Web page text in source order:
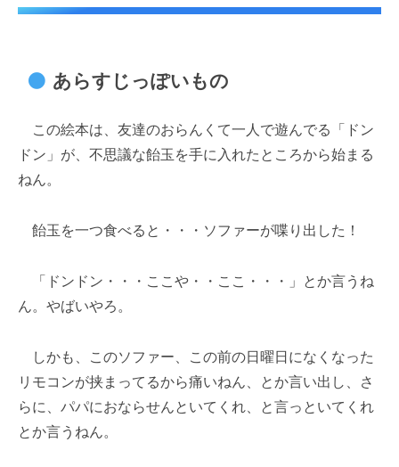
あらすじっぽいもの
この絵本は、友達のおらんくて一人で遊んでる「ドン
ドン」が、不思議な飴玉を手に入れたところから始まる
ねん。
飴玉を一つ食べると・・・ソファーが喋り出した！
「ドンドン・・・ここや・・ここ・・・」とか言うね
ん。やばいやろ。
しかも、このソファー、この前の日曜日になくなった
リモコンが挟まってるから痛いねん、とか言い出し、さ
らに、パパにおならせんといてくれ、と言っといてくれ
とか言うねん。